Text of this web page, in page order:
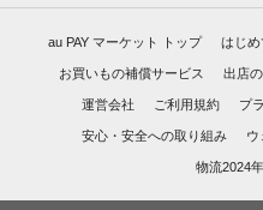
au PAY マーケット トップ はじ
お買いもの補償サービス 出店
運営会社 ご利用規約 プ
安心・安全への取り組み ウ
物流2024